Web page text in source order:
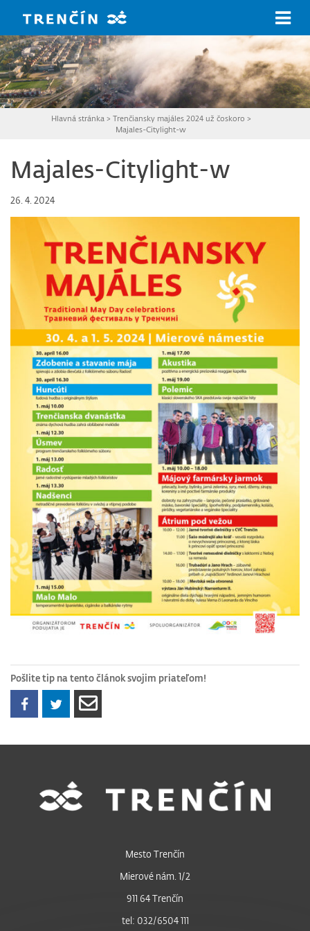
Hlavná stránka > Trenčiansky majáles 2024 už čoskoro >
Majales-Citylight-w
Majales-Citylight-w
26. 4. 2024
Pošlite tip na tento článok svojim priateľom!
Mesto Trenčín
Mierové nám. 1/2
911 64 Trenčín
tel: 032/6504 111